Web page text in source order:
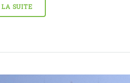
LA SUITE